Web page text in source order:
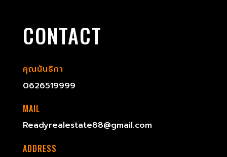
CONTACT
คุณนันธิกา
0626519999
MAIL
Readyrealestate88@gmail.com
ADDRESS